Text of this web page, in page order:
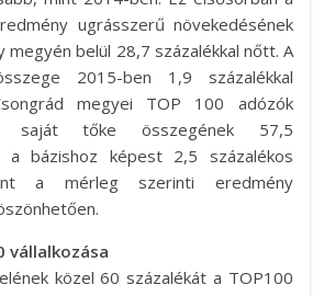
ugrásszerű növekedésének
megyén belül 28,7 százalékkal nőtt. A
2015-ben 1,9 százalékkal
megyei TOP 100 adózók
saját tőke összegének 57,5
a bázishoz képest 2,5 százalékos
a mérleg szerinti eredmény
vállalkozása
közel 60 százalékát a TOP100